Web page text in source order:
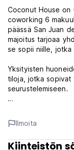
Coconut House on
coworking 6
päässä San Juan
majoitus tarjoaa
se sopii niille,
Yksityisten
tiloja, jotka sopivat
seurustelemiseen.
ruokailuvälineillä,
Siellä on myös
auringosta
Ilmoita
Kiinteistön